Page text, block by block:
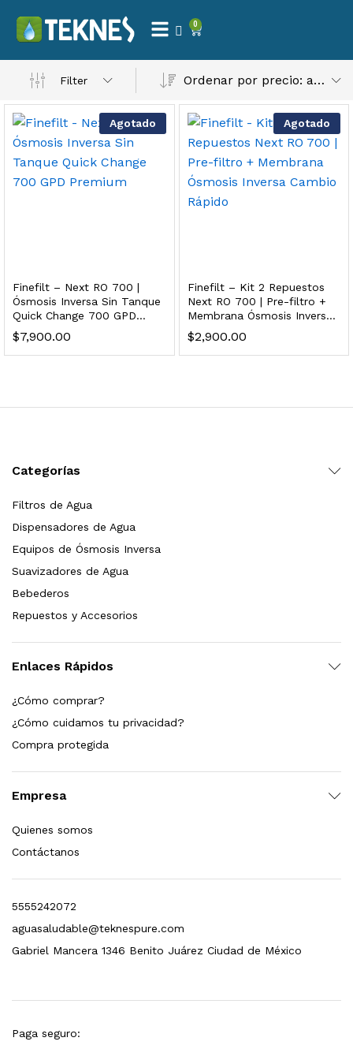
0
Filter Ordenar por precio: alto a bajo
Agotado
Finefilt – Next RO 700 |
Ósmosis Inversa Sin Tanque
Quick Change 700 GPD
Premium
$7,900.00
Agotado
Finefilt – Kit 2 Repuestos
Next RO 700 | Pre-filtro +
Membrana Ósmosis Inversa
Cambio Rápido
$2,900.00
Categorías
Filtros de Agua
Dispensadores de Agua
Equipos de Ósmosis Inversa
Suavizadores de Agua
Bebederos
Repuestos y Accesorios
Enlaces Rápidos
¿Cómo comprar?
¿Cómo cuidamos tu privacidad?
Compra protegida
Empresa
Quienes somos
Contáctanos
5555242072
aguasaludable@teknespure.com
Gabriel Mancera 1346 Benito Juárez Ciudad de México
Paga seguro:
– Máxima Calidad En Filtración
3,900.00
al carrito
al carrito
Esterilizador UV 25 Watts 4 Pines
Cafetera (Cartucho de Repuesto)
2,899.00
al carrito
SS304 Natural Cepillado | Agua Purificada
699.00
L/h, con filtración Welltek WT-WFS600-4S